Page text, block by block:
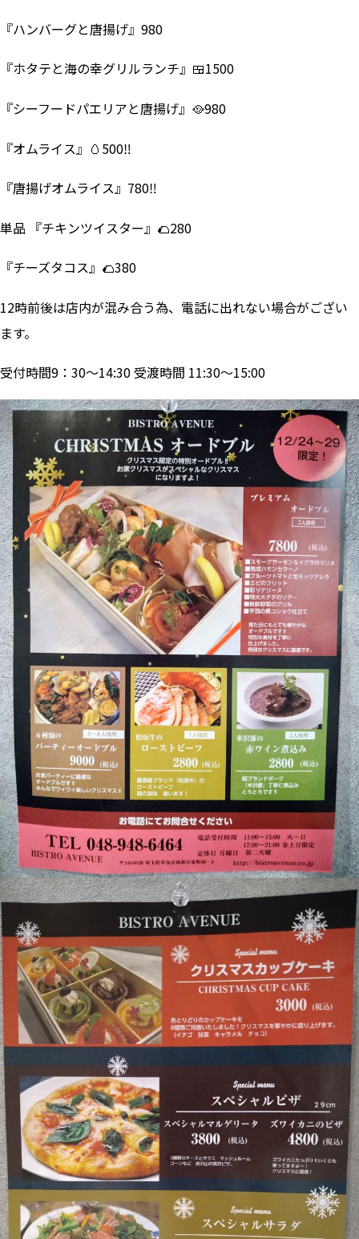
『ハンバーグと唐揚げ』980
『ホタテと海の幸グリルランチ』🍱1500
『シーフードパエリアと唐揚げ』🥘980
『オムライス』🥚500‼
『唐揚げオムライス』780‼
単品 『チキンツイスター』🌮280
『チーズタコス』🌮380
12時前後は店内が混み合う為、電話に出れない場合がござい
ます。
受付時間9：30～14:30 受渡時間 11:30～15:00